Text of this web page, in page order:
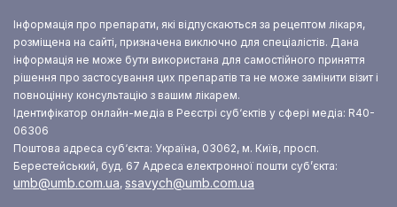
Інформація про препарати, які відпускаються за рецептом лікаря,
розміщена на сайті, призначена виключно для спеціалістів. Дана
інформація не може бути використана для самостійного приняття
рішення про застосування цих препаратів та не може замінити візит і
повноцінну консультацію з вашим лікарем.
Ідентифікатор онлайн-медіа в Реєстрі суб‘єктів у сфері медіа: R40-
06306
Поштова адреса суб‘єкта: Україна, 03062, м. Київ, просп.
Берестейський, буд. 67 Адреса електронної пошти суб’єкта:
umb@umb.com.ua, ssavych@umb.com.ua